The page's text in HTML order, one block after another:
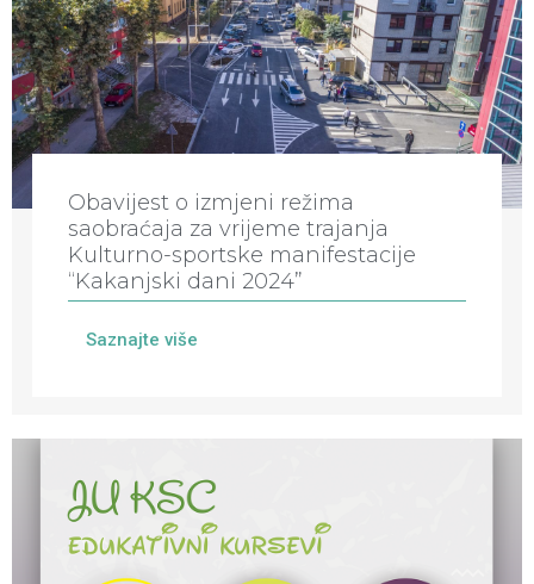
Obavijest o izmjeni režima
saobraćaja za vrijeme trajanja
Kulturno-sportske manifestacije
“Kakanjski dani 2024”
Saznajte više